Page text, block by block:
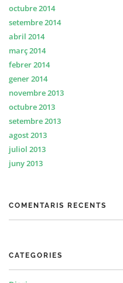
octubre 2014
setembre 2014
abril 2014
març 2014
febrer 2014
gener 2014
novembre 2013
octubre 2013
setembre 2013
agost 2013
juliol 2013
juny 2013
COMENTARIS RECENTS
CATEGORIES